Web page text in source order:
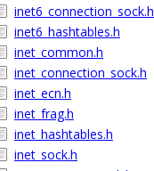
inet6_connection_sock.h
inet6_hashtables.h
inet_common.h
inet_connection_sock.h
inet_ecn.h
inet_frag.h
inet_hashtables.h
inet_sock.h